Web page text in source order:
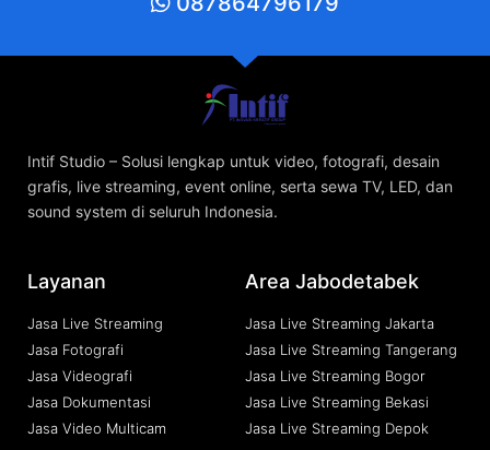
Intif Studio – Solusi lengkap untuk video, fotografi, desain
grafis, live streaming, event online, serta sewa TV, LED, dan
sound system di seluruh Indonesia.
Layanan
Jasa Live Streaming
Jasa Fotografi
Jasa Videografi
Jasa Dokumentasi
Jasa Video Multicam
Area Jabodetabek
Jasa Live Streaming Jakarta
Jasa Live Streaming Tangerang
Jasa Live Streaming Bogor
Jasa Live Streaming Bekasi
Jasa Live Streaming Depok